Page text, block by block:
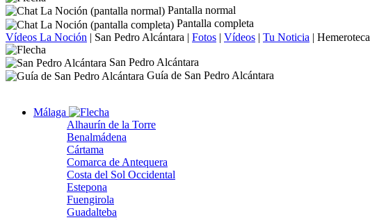
Pantalla normal
Pantalla completa
Vídeos La Noción | San Pedro Alcántara | Fotos | Vídeos | Tu Noticia | Hemeroteca
San Pedro Alcántara
Guía de San Pedro Alcántara
Málaga
Alhaurín de la Torre
Benalmádena
Cártama
Comarca de Antequera
Costa del Sol Occidental
Estepona
Fuengirola
Guadalteba